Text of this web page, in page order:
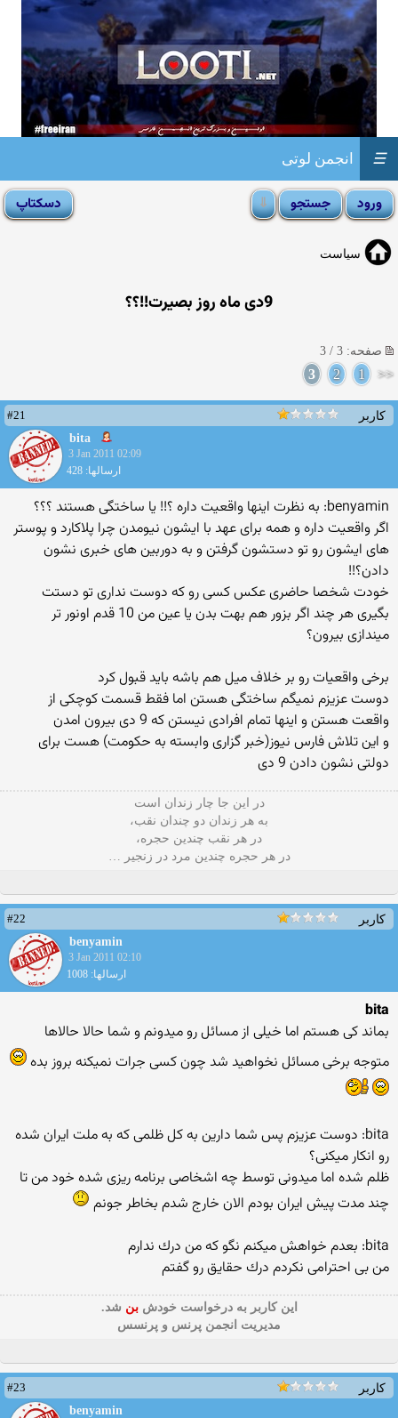
انجمن لوتی ☰
سیاست
9دی ماه روز بصیرت!!؟؟
صفحه: 3 / 3
<<
1
2
3
کاربر
#21
bita
3 Jan 2011 02:09
ارسالها: 428
benyamin: به نظرت اینها واقعیت داره ؟!! یا ساختگی هستند ؟؟؟
اگر واقعیت داره و همه برای عهد با ایشون نیومدن چرا پلاكارد و پوستر
های ایشون رو تو دستشون گرفتن و به دوربین های خبری نشون
دادن؟!!
خودت شخصا حاضری عكس كسی رو كه دوست نداری تو دستت
بگیری هر چند اگر بزور هم بهت بدن یا عین من 10 قدم اونور تر
میندازی بیرون؟
برخی واقعیات رو بر خلاف میل هم باشه باید قبول كرد
دوست عزیزم نمیگم ساختگی هستن اما فقط قسمت كوچكی از
واقعت هستن و اینها تمام افرادی نیستن كه 9 دی بیرون امدن
و این تلاش فارس نیوز(خبر گزاری وابسته به حكومت) هست برای
دولتی نشون دادن 9 دی
در این جا چار زندان است
به هر زندان دو چندان نقب،
در هر نقب چندین حجره،
در هر حجره چندین مرد در زنجیر …
کاربر
#22
benyamin
3 Jan 2011 02:10
ارسالها: 1008
bita
بماند كی هستم اما خیلی از مسائل رو میدونم و شما حالا حالاها
متوجه برخی مسائل نخواهید شد چون كسی جرات نمیكنه بروز بده
bita: دوست عزیزم پس شما دارین به كل ظلمی كه به ملت ایران شده
رو انكار میكنی؟
ظلم شده اما میدونی توسط چه اشخاصی برنامه ریزی شده خود من تا
چند مدت پیش ایران بودم الان خارج شدم بخاطر جونم
bita: بعدم خواهش میكنم نگو كه من درك ندارم
من بی احترامی نكردم درك حقایق رو گفتم
این كاربر به درخواست خودشبن شد.
مدیریت انجمن پرنس و پرنسس
کاربر
#23
benyamin